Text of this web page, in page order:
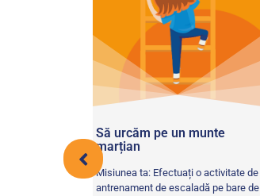
și comparați
modele de oase
Să urcăm pe un munte
marțian
Misiunea ta: Efectuați o activitate de
antrenament de escaladă pe bare de